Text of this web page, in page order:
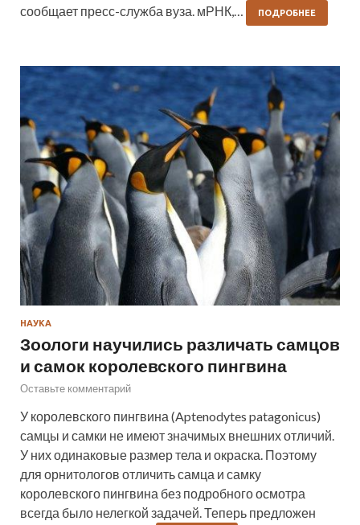
сообщает пресс-служба вуза. мРНК,… ПОДРОБНЕЕ
НАУКА
Зоологи научились различать самцов
и самок королевского пингвина
Оставьте комментарий
У королевского пингвина (Aptenodytes patagonicus)
самцы и самки не имеют значимых внешних отличий.
У них одинаковые размер тела и окраска. Поэтому
для орнитологов отличить самца и самку
королевского пингвина без подробного осмотра
всегда было нелегкой задачей. Теперь предложен